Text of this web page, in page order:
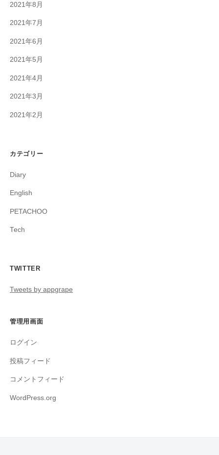
2021年8月
2021年7月
2021年6月
2021年5月
2021年4月
2021年3月
2021年2月
カテゴリー
Diary
English
PETACHOO
Tech
TWITTER
Tweets by appgrape
管理用画面
ログイン
投稿フィード
コメントフィード
WordPress.org